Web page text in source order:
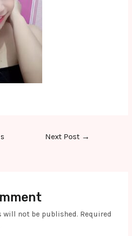
Next Post →
will not be published. Required